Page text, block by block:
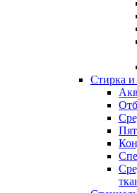
Стирка и